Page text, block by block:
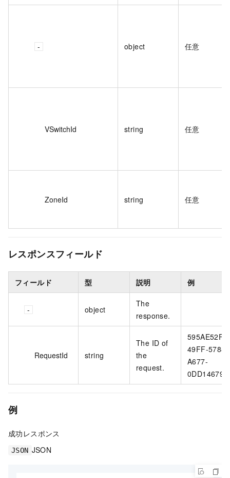
object 任意
VSwitchId string 任意
ZoneId string 任意
レスポンスフィールド
フィールド 型 説明 例
object
The
response.
RequestId string
The ID of
the
request.
595AE52F-
49FF-5788-
A677-
例
成功レスポンス
JSON JSON